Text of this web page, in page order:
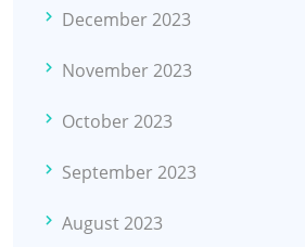
December 2023
November 2023
October 2023
September 2023
August 2023